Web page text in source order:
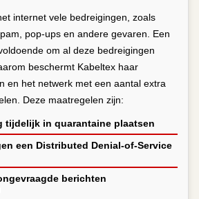
internet vele bedreigingen, zoals
pop-ups en andere gevaren. Een
om al deze bedreigingen
beschermt Kabeltex haar
en het netwerk met een aantal extra
Deze maatregelen zijn:
tijdelijk in quarantaine plaatsen
een Distributed Denial-of-Service
berichten